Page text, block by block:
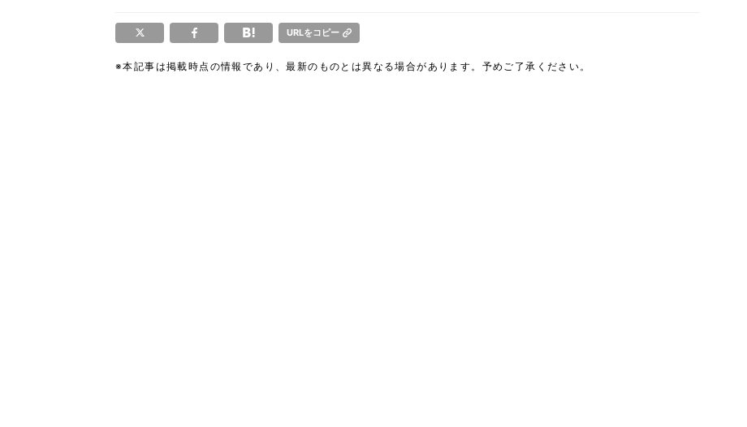
URLをコピー
※本記事は掲載時点の情報であり、最新のものとは異なる場合があります。予めご了承ください。